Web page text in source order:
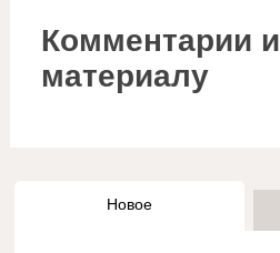
Комментарии
материалу
Новое